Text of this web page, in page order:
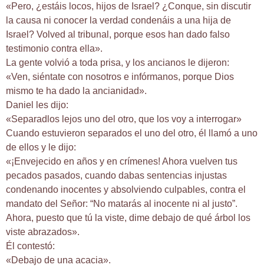
«Pero, ¿estáis locos, hijos de Israel? ¿Conque, sin discutir
la causa ni conocer la verdad condenáis a una hija de
Israel? Volved al tribunal, porque esos han dado falso
testimonio contra ella».
La gente volvió a toda prisa, y los ancianos le dijeron:
«Ven, siéntate con nosotros e infórmanos, porque Dios
mismo te ha dado la ancianidad».
Daniel les dijo:
«Separadlos lejos uno del otro, que los voy a interrogar»
Cuando estuvieron separados el uno del otro, él llamó a uno
de ellos y le dijo:
«¡Envejecido en años y en crímenes! Ahora vuelven tus
pecados pasados, cuando dabas sentencias injustas
condenando inocentes y absolviendo culpables, contra el
mandato del Señor: “No matarás al inocente ni al justo”.
Ahora, puesto que tú la viste, dime debajo de qué árbol los
viste abrazados».
Él contestó:
«Debajo de una acacia».